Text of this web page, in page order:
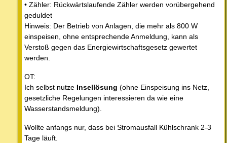
• Zähler: Rückwärtslaufende Zähler werden vorübergehend
geduldet
Hinweis: Der Betrieb von Anlagen, die mehr als 800 W
einspeisen, ohne entsprechende Anmeldung, kann als
Verstoß gegen das Energiewirtschaftsgesetz gewertet
werden.
OT:
Ich selbst nutze Insellösung (ohne Einspeisung ins Netz,
gesetzliche Regelungen interessieren da wie eine
Wasserstandsmeldung).
Wollte anfangs nur, dass bei Stromausfall Kühlschrank 2-3
Tage läuft.